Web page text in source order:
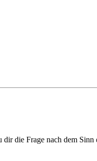
die Frage nach dem